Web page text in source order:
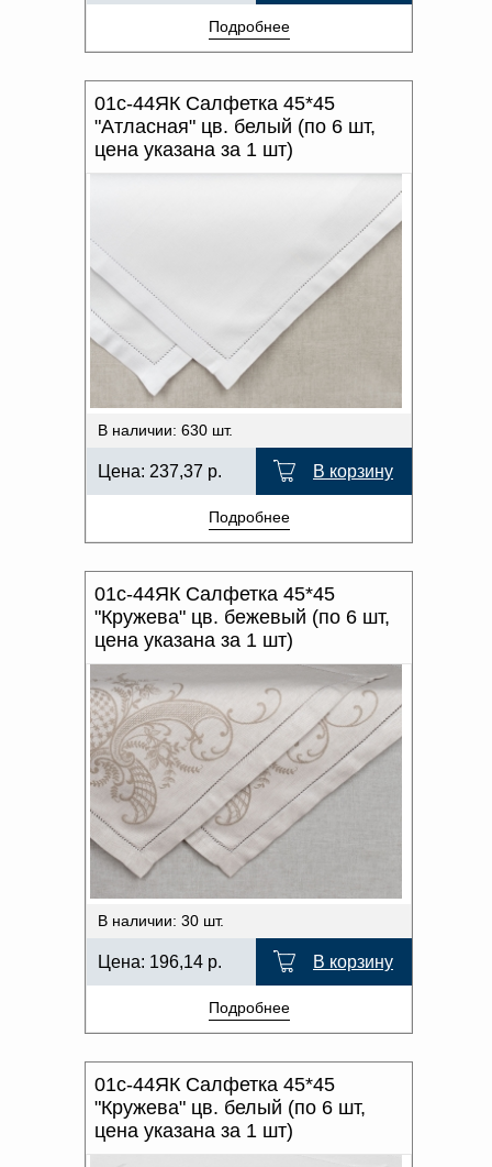
Подробнее
01с-44ЯК Салфетка 45*45
"Атласная" цв. белый (по 6 шт,
цена указана за 1 шт)
В наличии: 630 шт.
Цена: 237,37 р. В корзину
Подробнее
01с-44ЯК Салфетка 45*45
"Кружева" цв. бежевый (по 6 шт,
цена указана за 1 шт)
В наличии: 30 шт.
Цена: 196,14 р. В корзину
Подробнее
01с-44ЯК Салфетка 45*45
"Кружева" цв. белый (по 6 шт,
цена указана за 1 шт)